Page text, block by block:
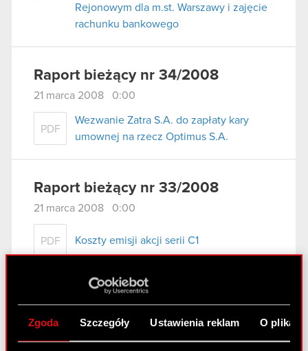
Zgoda Szczegóły Ustawienia reklam O
Rejonowym dla m.st. Warszawy i zajęcie
rachunku bankowego
Raport bieżący nr 34/2008
21 marca 2008 0:00
PDF
Wezwanie Zatra S.A. do zapłaty kary
umownej na rzecz Optimus S.A.
Raport bieżący nr 33/2008
21 marca 2008 0:00
PDF Koszty emisji akcji serii C1
14 marca 2008 0:00
Wniosek do Zakładu Ubezpieczeń